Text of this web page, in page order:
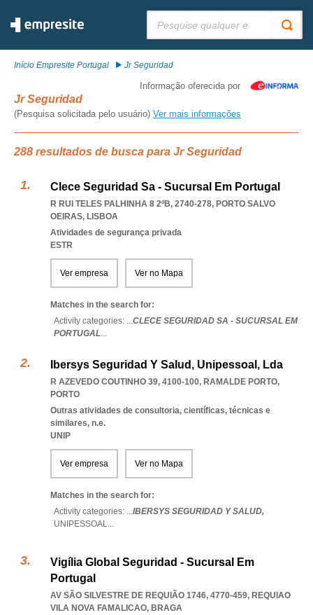
Início Empresite Portugal Jr Seguridad
Informação oferecida por
Jr Seguridad
(Pesquisa solicitada pelo usuário) Ver mais informações
288 resultados de busca para Jr Seguridad
Clece Seguridad Sa - Sucursal Em Portugal
R RUI TELES PALHINHA 8 2ºB, 2740-278, PORTO SALVO
OEIRAS, LISBOA
Atividades de segurança privada
ESTR
Ver empresa Ver no Mapa
Matches in the search for:
Activity categories: ...CLECE SEGURIDAD SA - SUCURSAL EM
PORTUGAL...
Ibersys Seguridad Y Salud, Unipessoal, Lda
R AZEVEDO COUTINHO 39, 4100-100, RAMALDE PORTO,
PORTO
Outras atividades de consultoria, científicas, técnicas e
similares, n.e.
UNIP
Ver empresa Ver no Mapa
Matches in the search for:
Activity categories: ...IBERSYS SEGURIDAD Y SALUD,
UNIPESSOAL...
Vigília Global Seguridad - Sucursal Em
Portugal
AV SÃO SILVESTRE DE REQUIÃO 1746, 4770-459, REQUIAO
VILA NOVA FAMALICAO, BRAGA